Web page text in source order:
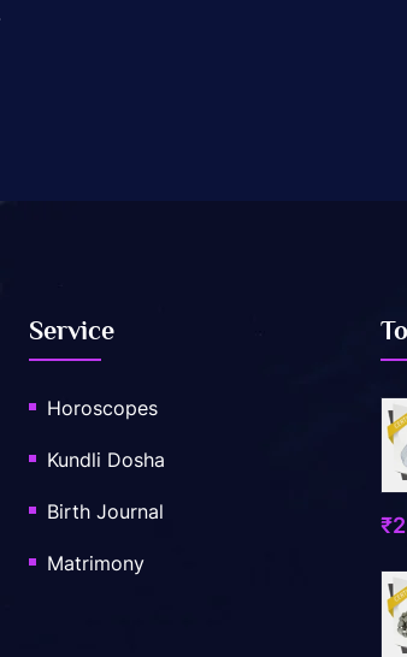
Service
Horoscopes
Kundli Dosha
Birth Journal
Matrimony
₹